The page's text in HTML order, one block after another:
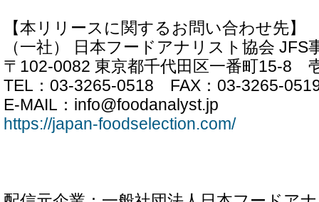
【本リリースに関するお問い合わせ先】
（一社） 日本フードアナリスト協会 JFS
〒102-0082 東京都千代田区一番町15-8
TEL：03-3265-0518 FAX：03-3265-
E-MAIL：info@foodanalyst.jp
https://japan-foodselection.com/